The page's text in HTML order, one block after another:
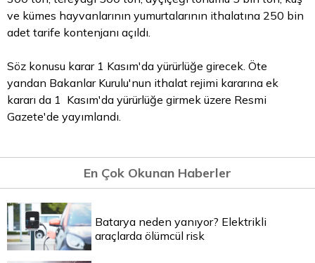
ve kümes hayvanlarının yumurtalarının ithalatına 250 bin
adet tarife kontenjanı açıldı.
Söz konusu karar 1 Kasım'da yürürlüğe girecek. Öte
yandan Bakanlar Kurulu'nun ithalat rejimi kararına ek
kararı da 1 Kasım'da yürürlüğe girmek üzere Resmi
Gazete'de yayımlandı.
En Çok Okunan Haberler
Batarya neden yanıyor? Elektrikli
araçlarda ölümcül risk